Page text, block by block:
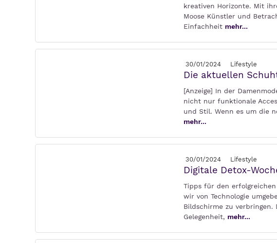
kreativen Horizonte. Mit
Moose Künstler und
Einfachheit mehr...
30/01/2024 Lifestyle
Die aktuellen
[Anzeige] In der
nicht nur funktionale
und Stil. Wenn es um die
mehr...
30/01/2024 Lifestyle
Digitale Detox-
Tipps für den
wir von Technologie
Bildschirme zu
Gelegenheit, mehr...